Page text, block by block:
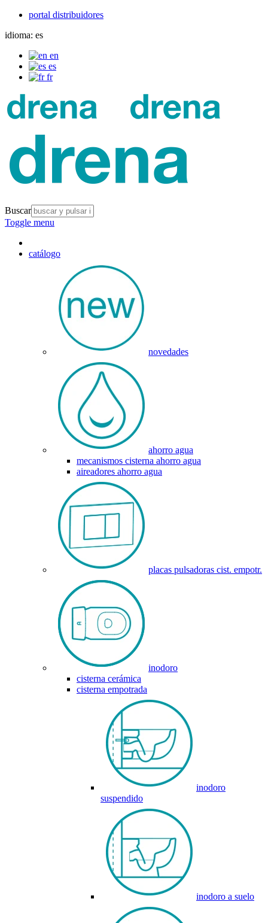
portal distribuidores
idioma: es
en
es
fr
Buscar
Toggle menu
catálogo
novedades
ahorro agua
mecanismos cisterna ahorro agua
aireadores ahorro agua
placas pulsadoras cist. empotr.
inodoro
cisterna cerámica
cisterna empotrada
inodoro
suspendido
inodoro a suelo